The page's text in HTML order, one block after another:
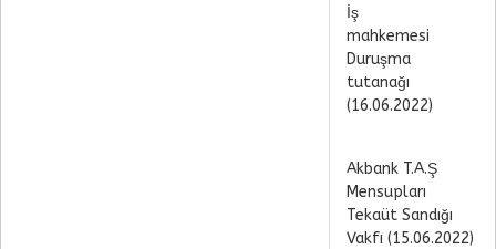
İş
mahkemesi
Duruşma
tutanağı
(16.06.2022)
Akbank T.A.Ş
Mensupları
Tekaüt Sandığı
Vakfı (15.06.2022)